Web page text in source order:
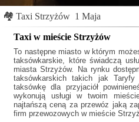
🏘 Taxi Strzyżów 1 Maja
Taxi w mieście Strzyżów
To następne miasto w którym
taksówkarskie, które świadczą
miasta Strzyżów. Na rynku
taksówkarskich takich jak Taryfy
taksówkę dla przyjaciół
wykonują usługi w twoim
najtańszą ceną za przewóz jaką
firm przewozowych w mieście